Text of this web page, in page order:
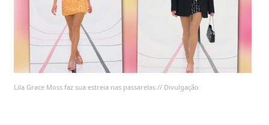
Lila Grace Moss faz sua estreia nas passarelas // Divulgação